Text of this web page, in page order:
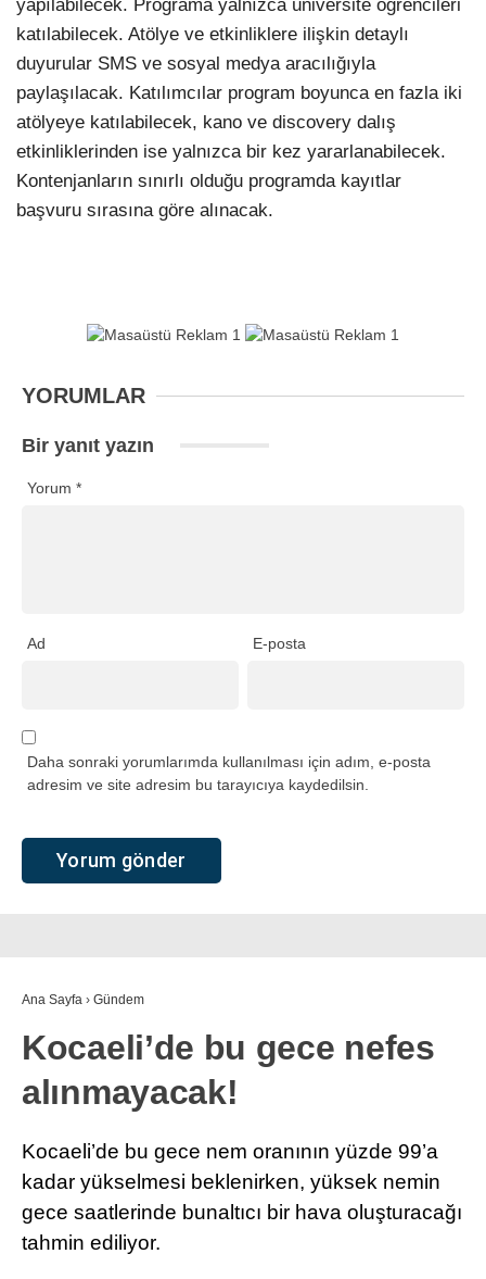
yapılabilecek. Programa yalnızca üniversite öğrencileri
katılabilecek. Atölye ve etkinliklere ilişkin detaylı
duyurular SMS ve sosyal medya aracılığıyla
paylaşılacak. Katılımcılar program boyunca en fazla iki
atölyeye katılabilecek, kano ve discovery dalış
etkinliklerinden ise yalnızca bir kez yararlanabilecek.
Kontenjanların sınırlı olduğu programda kayıtlar
başvuru sırasına göre alınacak.
YORUMLAR
Bir yanıt yazın
Yorum *
Ad E-posta
Daha sonraki yorumlarımda kullanılması için adım, e-posta
adresim ve site adresim bu tarayıcıya kaydedilsin.
Ana Sayfa › Gündem
Kocaeli’de bu gece nefes
alınmayacak!
Kocaeli’de bu gece nem oranının yüzde 99’a
kadar yükselmesi beklenirken, yüksek nemin
gece saatlerinde bunaltıcı bir hava oluşturacağı
tahmin ediliyor.